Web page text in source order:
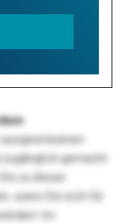
gemacht
zu dieser
wenn Sie sich für
Im